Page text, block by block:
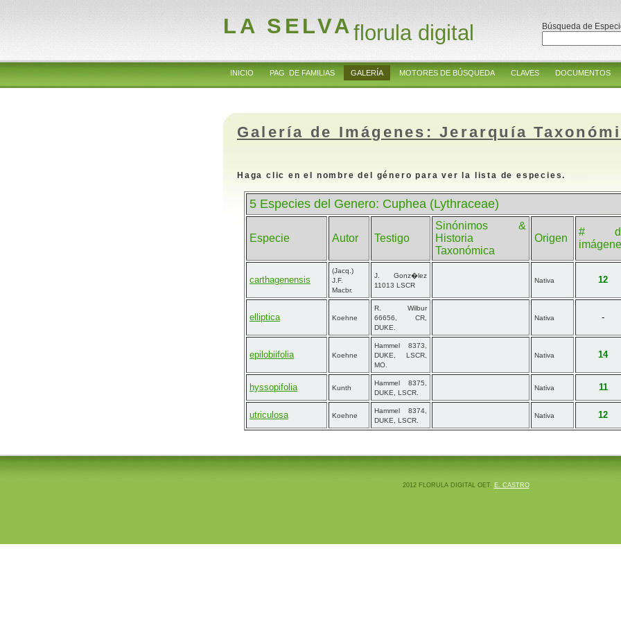
LA SELVAflorula digital Búsqueda de
INICIO PAG. DE FAMILIAS GALERÍA MOTORES DE BÚSQUEDA CLAVES DOCUMENTOS
Galería de Imágenes: Jerarquía
Haga clic en el nombre del género para ver la lista de especies.
5 Especies del Genero: Cuphea (Lythraceae)
Especie Autor Testigo
Sinónimos &
Historia
Taxonómica
Origen
#
carthagenensis
(Jacq.)
J.F.
Macbr.
J. Gonz�lez
11013 LSCR
Nativa 12
elliptica Koehne
R. Wilbur
66656, CR,
DUKE.
Nativa -
epilobiifolia Koehne
Hammel 8373,
DUKE, LSCR,
MO.
Nativa 14
hyssopifolia Kunth
Hammel 8375,
DUKE, LSCR.
Nativa 11
utriculosa Koehne
Hammel 8374,
DUKE, LSCR.
Nativa 12
2012 FLORULA DIGITAL OET. E. CASTRO